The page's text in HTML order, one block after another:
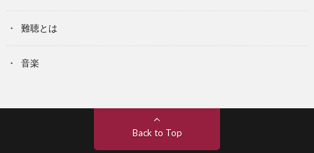
難聴とは
音楽
Back to Top